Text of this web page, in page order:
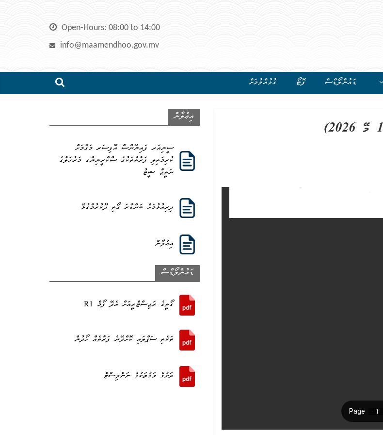
Skip
Open-Hours: 08:00 to 14:00
info@maamendhoo.gov.mv
ޑައުންލޯޑްސް ފޮޓޯ ގުޅުއްވުމަށް
އިޢުލާން
ސީނިއަރ ފައިނޭންސް އޮފިސަރ މަގާމަށް
ކުރިމަތިލި ފަރާތްތަކުގެ ސްކްރީނިންގ މަރުހަލާގެ
ނަތީޖާ ޝީޓު
ދިރިއުޅުމަށް ބަންޑާރަ ގޯތި ދޫކުރުމާގުޅޭ
އިޢުލާން
ޑައުންލޯޑްސް
ގޯތީގެ ރަޖިސްޓްރީއަށް އެދޭ ފޯމް R1
ތަކެތި ސަޕްލައި ކޮށްދޭނެ ފަރާތެއް ހޯދުން
ރަށުގެ މަގުތަކުގެ ނަންލިސްޓް